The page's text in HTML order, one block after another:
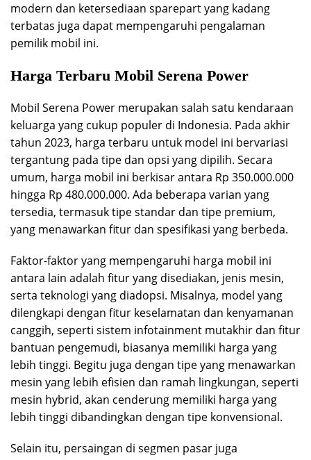
modern dan ketersediaan sparepart yang kadang
terbatas juga dapat mempengaruhi pengalaman
pemilik mobil ini.
Harga Terbaru Mobil Serena Power
Mobil Serena Power merupakan salah satu kendaraan
keluarga yang cukup populer di Indonesia. Pada akhir
tahun 2023, harga terbaru untuk model ini bervariasi
tergantung pada tipe dan opsi yang dipilih. Secara
umum, harga mobil ini berkisar antara Rp 350.000.000
hingga Rp 480.000.000. Ada beberapa varian yang
tersedia, termasuk tipe standar dan tipe premium,
yang menawarkan fitur dan spesifikasi yang berbeda.
Faktor-faktor yang mempengaruhi harga mobil ini
antara lain adalah fitur yang disediakan, jenis mesin,
serta teknologi yang diadopsi. Misalnya, model yang
dilengkapi dengan fitur keselamatan dan kenyamanan
canggih, seperti sistem infotainment mutakhir dan fitur
bantuan pengemudi, biasanya memiliki harga yang
lebih tinggi. Begitu juga dengan tipe yang menawarkan
mesin yang lebih efisien dan ramah lingkungan, seperti
mesin hybrid, akan cenderung memiliki harga yang
lebih tinggi dibandingkan dengan tipe konvensional.
Selain itu, persaingan di segmen pasar juga